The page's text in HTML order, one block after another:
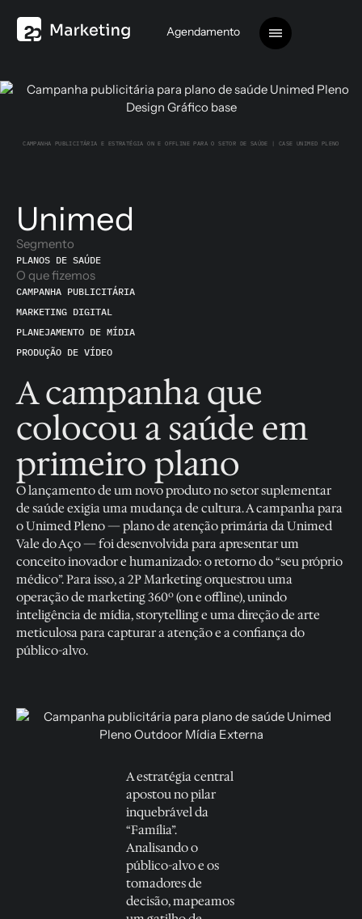
Agendamento
CAMPANHA PUBLICITÁRIA E ESTRATÉGIA ON E OFFLINE PARA O SETOR DE SAÚDE | CASE UNIMED PLENO
Unimed
Segmento
PLANOS DE SAÚDE
O que fizemos
CAMPANHA PUBLICITÁRIA
MARKETING DIGITAL
PLANEJAMENTO DE MÍDIA
PRODUÇÃO DE VÍDEO
A campanha que
colocou a saúde em
primeiro plano
O lançamento de um novo produto no setor suplementar
de saúde exigia uma mudança de cultura. A campanha para
oUnimed Pleno— plano de atenção primária da Unimed
Vale do Aço — foi desenvolvida para apresentar um
conceito inovador e humanizado: o retorno do “seu próprio
médico”. Para isso, a 2P Marketing orquestrou uma
operação de marketing 360º (on e offline), unindo
inteligência de mídia, storytelling e uma direção de arte
meticulosa para capturar a atenção e a confiança do
público-alvo.
A estratégia central
apostou no pilar
inquebrável da
“Família”.
Analisando o
público-alvo e os
tomadores de
decisão, mapeamos